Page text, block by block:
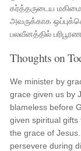
கர்த்தருடைய
அவருக்காக
பலவீனத்தில்
Thoughts on
We minister by
grace given us by
blameless before
given spiritual
the grace of
persevere during